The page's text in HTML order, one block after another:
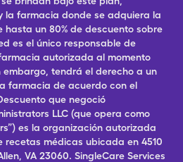
la farmacia donde se adquiera la
un 80% de descuento sobre
es el único responsable de
autorizada al momento
embargo, tendrá el derecho a un
farmacia de acuerdo con el
que negoció
LLC (que opera como
es la organización autorizada
recetas médicas ubicada en 4510
VA 23060. SingleCare Services